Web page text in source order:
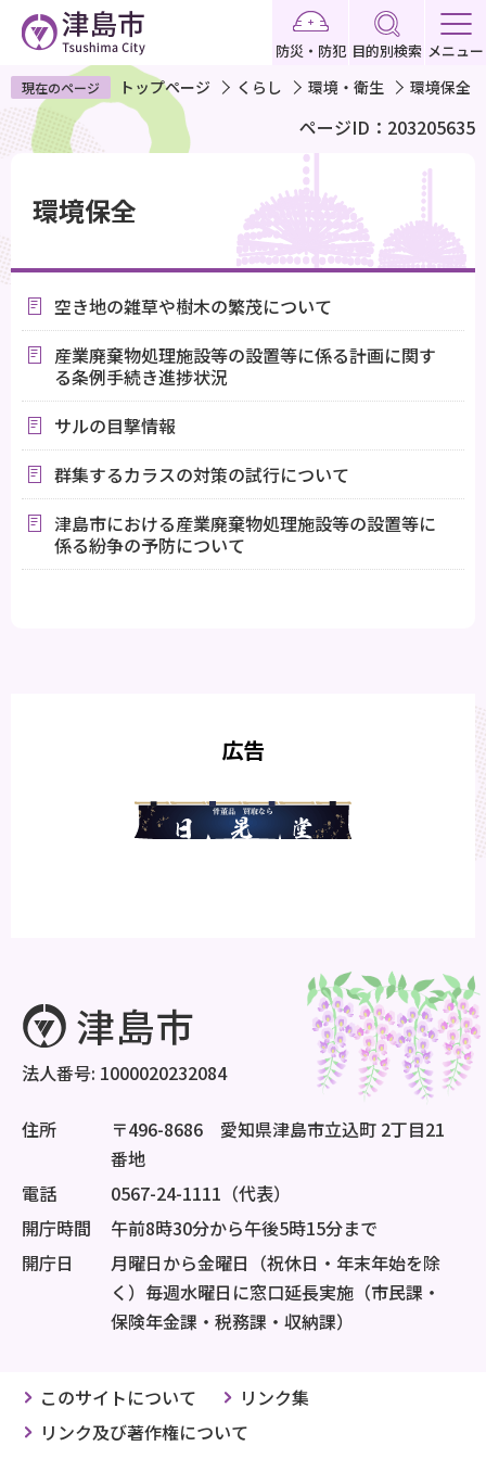
ペ
ー
ジ
の
で
す
防災・防犯 目的別検索 メニュー
現在のページ トップページ くらし 環境・衛生 環境保全
ページID：203205635
環境保全
空き地の雑草や樹木の繁茂について
産業廃棄物処理施設等の設置等に係る計画に関す
る条例手続き進捗状況
サルの目撃情報
群集するカラスの対策の試行について
津島市における産業廃棄物処理施設等の設置等に
係る紛争の予防について
広告
法人番号: 1000020232084
住所
〒496-8686 愛知県津島市立込町 2丁目21
番地
電話
0567-24-1111（代表）
開庁時間
午前8時30分から午後5時15分まで
開庁日
月曜日から金曜日（祝休日・年末年始を除
く）毎週水曜日に窓口延長実施（市民課・
保険年金課・税務課・収納課）
このサイトについて
リンク集
リンク及び著作権について